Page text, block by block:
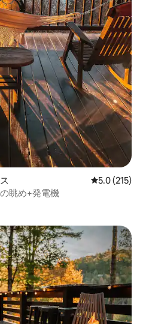
レビュー215
5.0 (215)
眺め+発電機